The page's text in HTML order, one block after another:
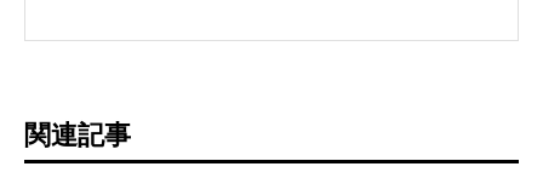
関連記事